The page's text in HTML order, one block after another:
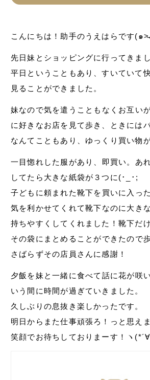
こんにちは！助手のうえはらです(๑
先日妹とショッピングに行ってきまし
平日ということもあり、すいていて
見ることができました。
妹なので気を遣うこともなくお互い
に好きなお店を見て歩き、ときには
なんてこともあり、ゆっくり買い物
一目惚れした服があり、即買い。あ
してたら大きな紙袋が３つに(･_･;
子どもに頼まれた靴下を買いに入っ
気を利かせてくれて靴下なのに大き
持ちやすくしてくれました！靴下だ
その袋にまとめることができたので
さばらずその店員さんに感謝！
夕飯を妹と一緒に食べて話に花が咲
いう間に時間が過ぎていきました。
久しぶりの息抜き楽しかったです。
明日からまた仕事頑張ろ！っと思えま
笑顔でお待ちしておりまーす！ヽ